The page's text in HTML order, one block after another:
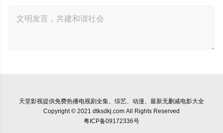
天堂影视提供免费热播电视剧全集、综艺、动漫、最新无删减电影大全
Copyright © 2021 dtksdkj.com All Rights Reserved
粤ICP备09172336号